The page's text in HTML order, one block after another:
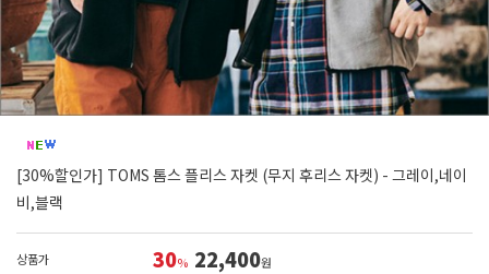
[30%할인가] TOMS 톰스 플리스 자켓 (무지 후리스 자켓) - 그레이,네이
비,블랙
상품가 30% 22,400원